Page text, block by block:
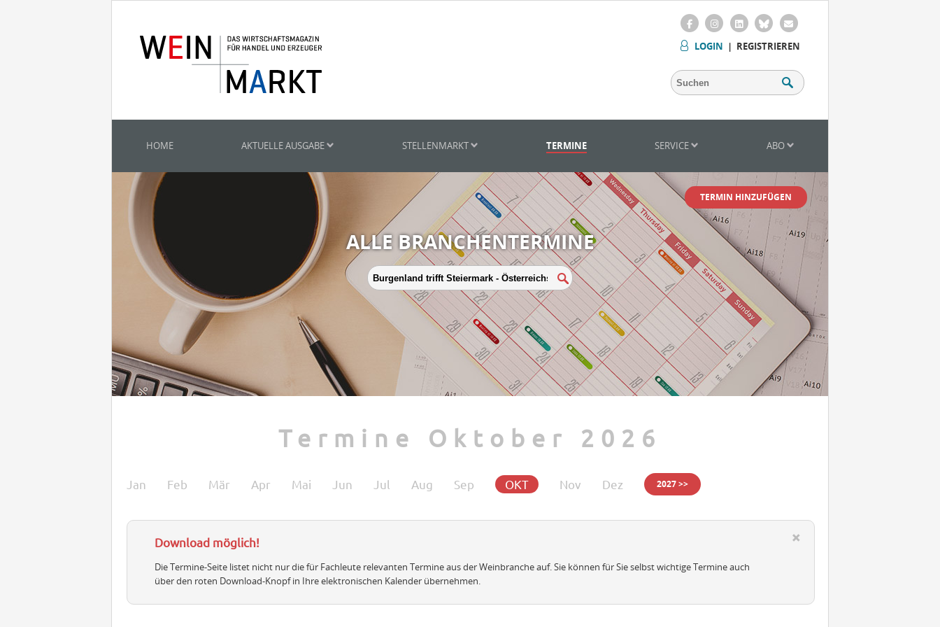
LOGIN | REGISTRIEREN
HOME AKTUELLE AUSGABE STELLENMARKT TERMINE SERVICE ABO
TERMIN HINZUFÜGEN
ALLE BRANCHENTERMINE
Termine Oktober 2026
Jan Feb Mär Apr Mai Jun Jul Aug Sep OKT Nov Dez 2027 >>
Download möglich!
Die Termine-Seite listet nicht nur die für Fachleute relevanten Termine aus der Weinbranche auf. Sie können für Sie selbst wichtige Termine auch
über den roten Download-Knopf in Ihre elektronischen Kalender übernehmen.